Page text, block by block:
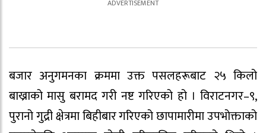
बजार अनुगमनका क्रममा उक्त पसलहरूबाट २५ किलो
बाख्राको मासु बरामद गरी नष्ट गरिएको हो । विराटनगर–९,
पुरानो गुद्री क्षेत्रमा बिहीबार गरिएको छापामारीमा उपभोक्ताको